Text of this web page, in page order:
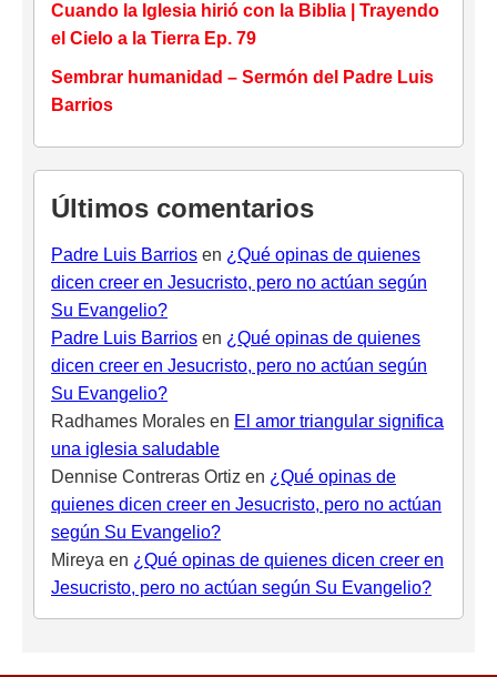
Cuando la Iglesia hirió con la Biblia | Trayendo
el Cielo a la Tierra Ep. 79
Sembrar humanidad – Sermón del Padre Luis
Barrios
Últimos comentarios
Padre Luis Barrios en ¿Qué opinas de quienes
dicen creer en Jesucristo, pero no actúan según
Su Evangelio?
Padre Luis Barrios en ¿Qué opinas de quienes
dicen creer en Jesucristo, pero no actúan según
Su Evangelio?
Radhames Morales en El amor triangular significa
una iglesia saludable
Dennise Contreras Ortiz en ¿Qué opinas de
quienes dicen creer en Jesucristo, pero no actúan
según Su Evangelio?
Mireya en ¿Qué opinas de quienes dicen creer en
Jesucristo, pero no actúan según Su Evangelio?